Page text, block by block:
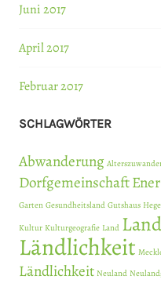
Juni 2017
April 2017
Februar 2017
SCHLAGWÖRTER
Abwanderung
Dorfgemeinschaft
Garten Gesundheitsland Gutshaus
Kultur Kulturgeografie Land
Ländlichkeit
Ländlichkeit Neuland